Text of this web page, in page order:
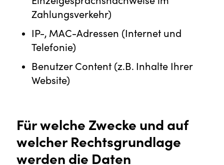
Zahlungsverkehr)
IP-, MAC-Adressen (Internet und
Telefonie)
Benutzer Content (z.B. Inhalte Ihrer
Website)
Für welche Zwecke und auf
welcher Rechtsgrundlage
werden die Daten